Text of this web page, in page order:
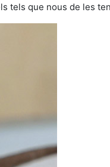
tels que nous de les